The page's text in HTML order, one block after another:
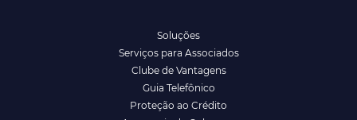
Soluções
Serviços para Associados
Clube de Vantagens
Guia Telefônico
Proteção ao Crédito